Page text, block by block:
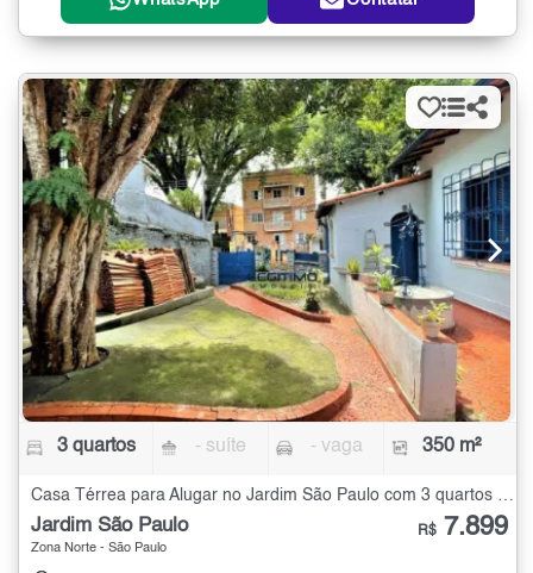
3 quartos - suíte - vaga 350 m²
Casa Térrea para Alugar no Jardim São Paulo com 3 quartos - 350 m²
Jardim São Paulo
Zona Norte - São Paulo
R$ 7.899